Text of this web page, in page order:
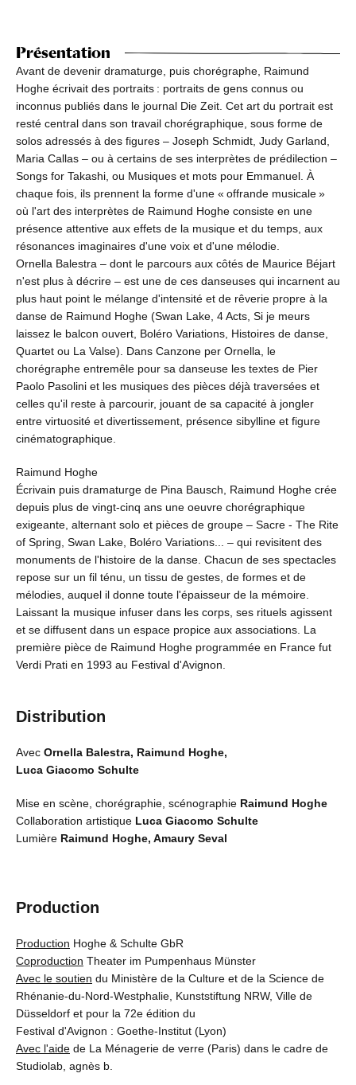
Présentation
Avant de devenir dramaturge, puis chorégraphe, Raimund
Hoghe écrivait des portraits : portraits de gens connus ou
inconnus publiés dans le journal Die Zeit. Cet art du portrait est
resté central dans son travail chorégraphique, sous forme de
solos adressés à des figures – Joseph Schmidt, Judy Garland,
Maria Callas – ou à certains de ses interprètes de prédilection –
Songs for Takashi, ou Musiques et mots pour Emmanuel. À
chaque fois, ils prennent la forme d'une « offrande musicale »
où l'art des interprètes de Raimund Hoghe consiste en une
présence attentive aux effets de la musique et du temps, aux
résonances imaginaires d'une voix et d'une mélodie.
Ornella Balestra – dont le parcours aux côtés de Maurice Béjart
n'est plus à décrire – est une de ces danseuses qui incarnent au
plus haut point le mélange d'intensité et de rêverie propre à la
danse de Raimund Hoghe (Swan Lake, 4 Acts, Si je meurs
laissez le balcon ouvert, Boléro Variations, Histoires de danse,
Quartet ou La Valse). Dans Canzone per Ornella, le
chorégraphe entremêle pour sa danseuse les textes de Pier
Paolo Pasolini et les musiques des pièces déjà traversées et
celles qu'il reste à parcourir, jouant de sa capacité à jongler
entre virtuosité et divertissement, présence sibylline et figure
cinématographique.
Raimund Hoghe
Écrivain puis dramaturge de Pina Bausch, Raimund Hoghe crée
depuis plus de vingt-cinq ans une oeuvre chorégraphique
exigeante, alternant solo et pièces de groupe – Sacre - The Rite
of Spring, Swan Lake, Boléro Variations... – qui revisitent des
monuments de l'histoire de la danse. Chacun de ses spectacles
repose sur un fil ténu, un tissu de gestes, de formes et de
mélodies, auquel il donne toute l'épaisseur de la mémoire.
Laissant la musique infuser dans les corps, ses rituels agissent
et se diffusent dans un espace propice aux associations. La
première pièce de Raimund Hoghe programmée en France fut
Verdi Prati en 1993 au Festival d'Avignon.
Distribution
Avec Ornella Balestra, Raimund Hoghe,
Luca Giacomo Schulte
Mise en scène, chorégraphie, scénographie Raimund Hoghe
Collaboration artistique Luca Giacomo Schulte
Lumière Raimund Hoghe, Amaury Seval
Production
Production Hoghe & Schulte GbR
Coproduction Theater im Pumpenhaus Münster
Avec le soutien du Ministère de la Culture et de la Science de
Rhénanie-du-Nord-Westphalie, Kunststiftung NRW, Ville de
Düsseldorf et pour la 72e édition du
Festival d'Avignon : Goethe-Institut (Lyon)
Avec l'aide de La Ménagerie de verre (Paris) dans le cadre de
Studiolab, agnès b.